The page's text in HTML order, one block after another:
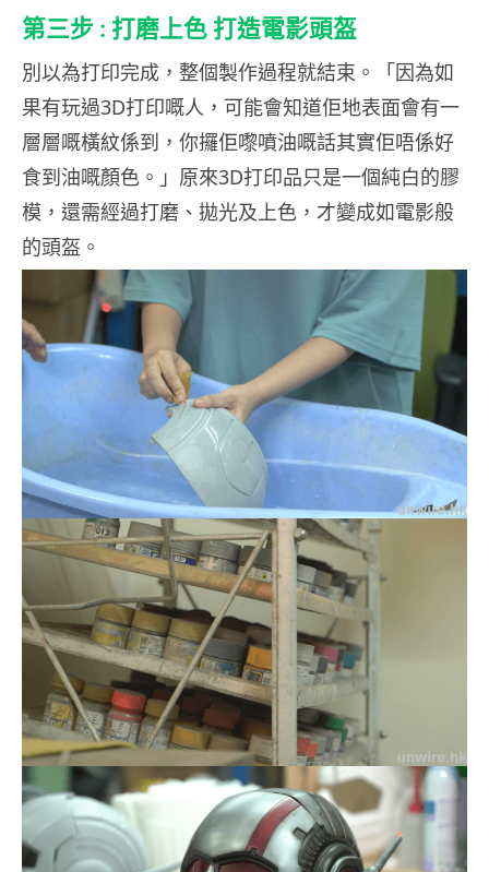
第三步 : 打磨上色 打造電影頭盔
別以為打印完成，整個製作過程就結束。「因為如
果有玩過3D打印嘅人，可能會知道佢地表面會有一
層層嘅橫紋係到，你攞佢嚟噴油嘅話其實佢唔係好
食到油嘅顏色。」原來3D打印品只是一個純白的膠
模，還需經過打磨、拋光及上色，才變成如電影般
的頭盔。